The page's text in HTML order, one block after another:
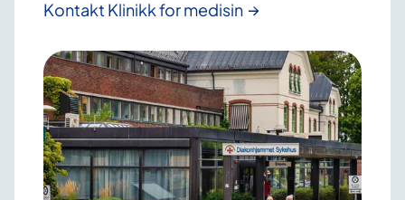
Kontakt Klinikk for medisin